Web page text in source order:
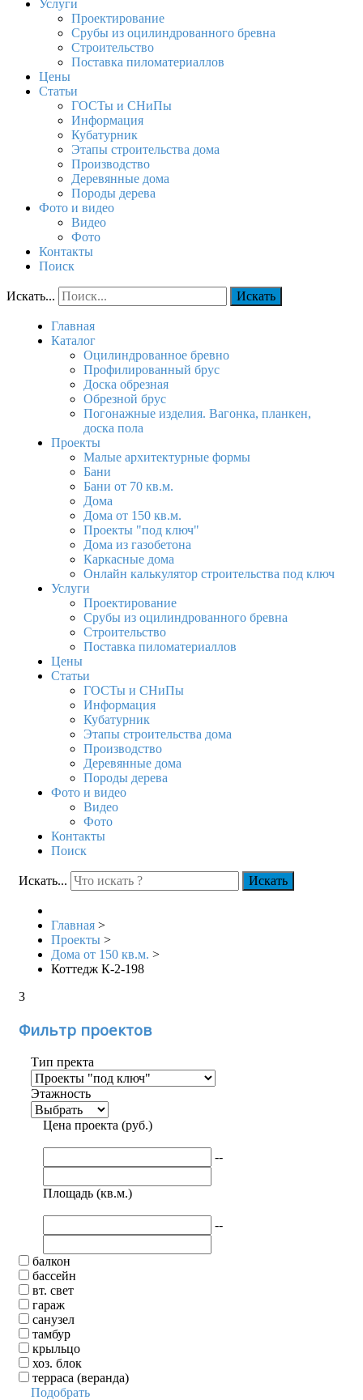
Услуги
Проектирование
Срубы из оцилиндрованного бревна
Строительство
Поставка пиломатериаллов
Цены
Статьи
ГОСТы и СНиПы
Информация
Кубатурник
Этапы строительства дома
Производство
Деревянные дома
Породы дерева
Фото и видео
Видео
Фото
Контакты
Поиск
Искать... Искать
Главная
Каталог
Оцилиндрованное бревно
Профилированный брус
Доска обрезная
Обрезной брус
Погонажные изделия. Вагонка, планкен,
доска пола
Проекты
Малые архитектурные формы
Бани
Бани от 70 кв.м.
Дома
Дома от 150 кв.м.
Проекты "под ключ"
Дома из газобетона
Каркасные дома
Онлайн калькулятор строительства под ключ
Услуги
Проектирование
Срубы из оцилиндрованного бревна
Строительство
Поставка пиломатериаллов
Цены
Статьи
ГОСТы и СНиПы
Информация
Кубатурник
Этапы строительства дома
Производство
Деревянные дома
Породы дерева
Фото и видео
Видео
Фото
Контакты
Поиск
Искать... Искать
Главная >
Проекты >
Дома от 150 кв.м. >
Коттедж К-2-198
3
Фильтр проектов
Тип пректа
Этажность
Цена проекта (руб.)
--
Площадь (кв.м.)
--
балкон
бассейн
вт. свет
гараж
санузел
тамбур
крыльцо
хоз. блок
терраса (веранда)
Подобрать